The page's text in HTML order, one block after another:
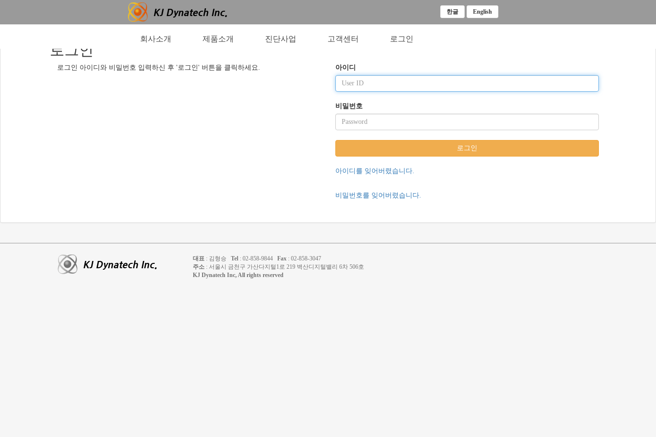
한글 English
회사소개 제품소개 진단사업 고객센터 로그인
로그인
로그인 아이디와 비밀번호 입력하신 후 '로그인' 버튼을 클릭하세요. 아이디
비밀번호
로그인
아이디를 잊어버렸습니다.
비밀번호를 잊어버렸습니다.
대표: 김형승 Tel: 02-858-9844 Fax: 02-858-3047
주소: 서울시 금천구 가산다지털1로 219 벽산디지털밸리 6차 506호
KJ Dynatech Inc, All rights reserved